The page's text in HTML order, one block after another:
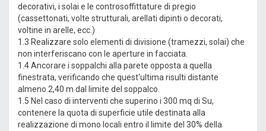
decorativi, i solai e le controsoffittature di pregio
(cassettonati, volte strutturali, arellati dipinti o decorati,
voltine in arelle, ecc.)
1.3 Realizzare solo elementi di divisione (tramezzi, solai) che
non interferiscano con le aperture in facciata.
1.4 Ancorare i soppalchi alla parete opposta a quella
finestrata, verificando che quest'ultima risulti distante
almeno 2,40 m dal limite del soppalco.
1.5 Nel caso di interventi che superino i 300 mq di Su,
contenere la quota di superficie utile destinata alla
realizzazione di mono locali entro il limite del 30% della